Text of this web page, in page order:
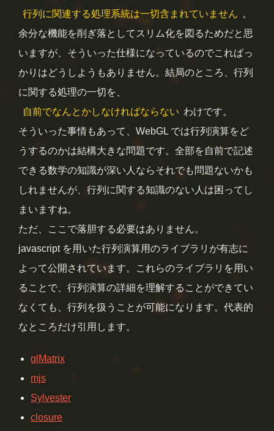
行列に関連する処理系統は一切含まれていません 。
余分な機能を削ぎ落としてスリム化を図るためだと思
いますが、そういった仕様になっているのでこればっ
かりはどうしようもありません。結局のところ、行列
に関する処理の一切を、
自前でなんとかしなければならない わけです。
そういった事情もあって、WebGL では行列演算をど
うするのかは結構大きな問題です。全部を自前で記述
できる数学の知識が深い人ならそれでも問題ないかも
しれませんが、行列に関する知識のない人は困ってし
まいますね。
ただ、ここで落胆する必要はありません。
javascript を用いた行列演算用のライブラリが有志に
よって公開されています。これらのライブラリを用い
ることで、行列演算の詳細を理解することができてい
なくても、行列を扱うことが可能になります。代表的
なところだけ引用します。
glMatrix
mjs
Sylvester
closure